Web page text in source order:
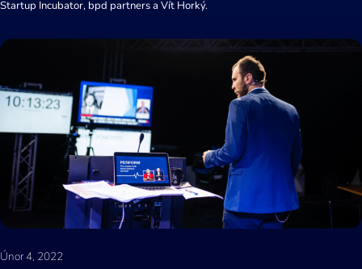
Startup Incubator, bpd partners a Vít Horký.
Únor 4, 2022